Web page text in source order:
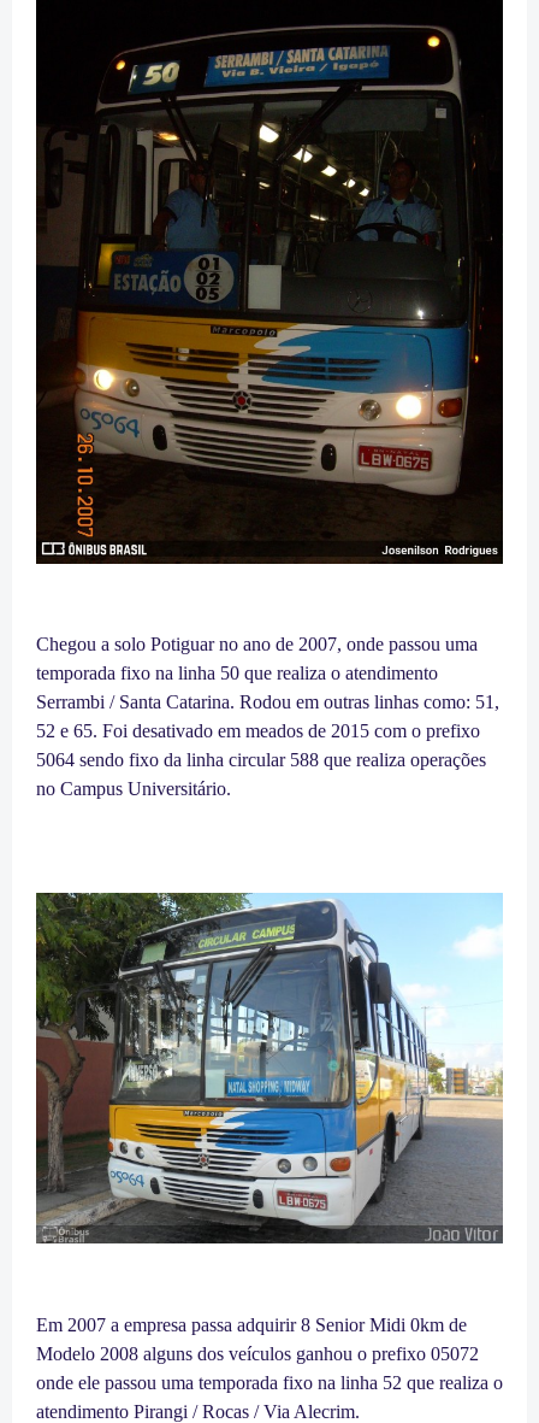
Chegou a solo Potiguar no ano de 2007, onde passou uma
temporada fixo na linha 50 que realiza o atendimento
Serrambi / Santa Catarina. Rodou em outras linhas como: 51,
52 e 65. Foi desativado em meados de 2015 com o prefixo
5064 sendo fixo da linha circular 588 que realiza operações
no Campus Universitário.
Em 2007 a empresa passa adquirir 8 Senior Midi 0km de
Modelo 2008 alguns dos veículos ganhou o prefixo 05072
onde ele passou uma temporada fixo na linha 52 que realiza o
atendimento Pirangi / Rocas / Via Alecrim.